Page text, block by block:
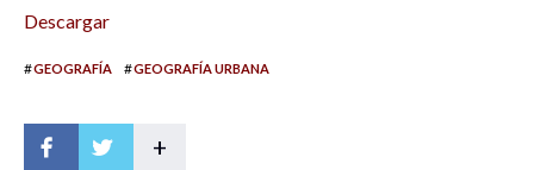
Descargar
#GEOGRAFÍA #GEOGRAFÍA URBANA
+